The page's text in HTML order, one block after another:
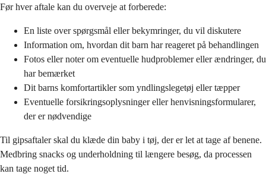
Før hver aftale kan du overveje at forberede:
En liste over spørgsmål eller bekymringer, du vil diskutere
Information om, hvordan dit barn har reageret på behandlingen
Fotos eller noter om eventuelle hudproblemer eller ændringer, du
har bemærket
Dit barns komfortartikler som yndlingslegetøj eller tæpper
Eventuelle forsikringsoplysninger eller henvisningsformularer,
der er nødvendige
Til gipsaftaler skal du klæde din baby i tøj, der er let at tage af benene.
Medbring snacks og underholdning til længere besøg, da processen
kan tage noget tid.